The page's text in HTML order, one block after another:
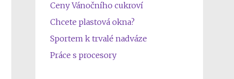
Ceny Vánočního cukroví
Chcete plastová okna?
Sportem k trvalé nadváze
Práce s procesory